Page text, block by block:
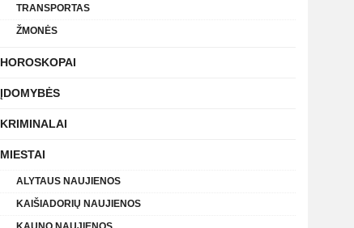
TRANSPORTAS
ŽMONĖS
HOROSKOPAI
ĮDOMYBĖS
KRIMINALAI
MIESTAI
ALYTAUS NAUJIENOS
KAIŠIADORIŲ NAUJIENOS